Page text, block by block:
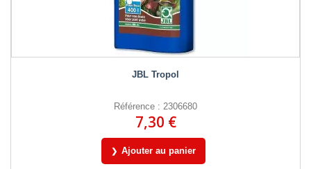
JBL Tropol
Référence : 2306680
7,30 €
Ajouter au panier